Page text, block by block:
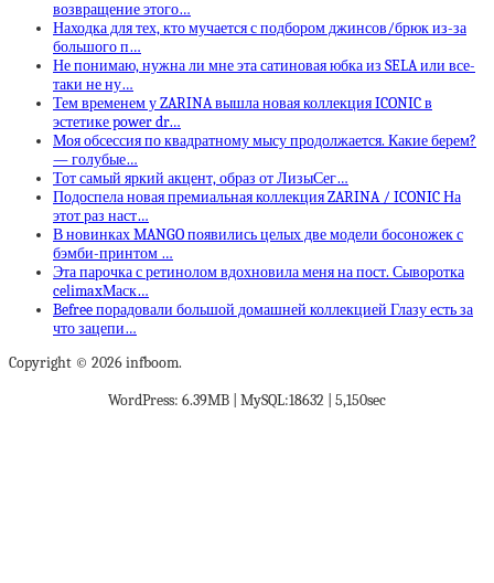
возвращение этого…
Находка для тех, кто мучается с подбором джинсов/брюк из-за
большого п…
Не понимаю, нужна ли мне эта сатиновая юбка из SELA или все-
таки не ну…
Тем временем у ZARINA вышла новая коллекция ICONIC в
эстетике power dr…
Моя обсессия по квадратному мысу продолжается. Какие берем?
— голубые…
Тот самый яркий акцент, образ от ЛизыСег…
Подоспела новая премиальная коллекция ZARINA / ICONIC На
этот раз наст…
В новинках MANGO появились целых две модели босоножек с
бэмби-принтом …
Эта парочка с ретинолом вдохновила меня на пост. Сыворотка
celimaxМаск…
Befree порадовали большой домашней коллекцией Глазу есть за
что зацепи…
Copyright © 2026 infboom.
WordPress: 6.39MB | MySQL:18632 | 5,150sec